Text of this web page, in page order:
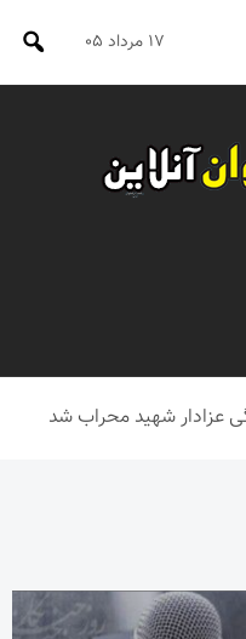
۱۷ مرداد ۰۵
عزادار شهید محراب شد